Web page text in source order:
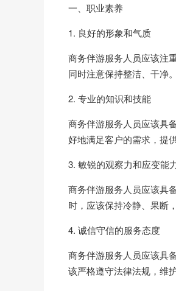
一、职业素养
1. 良好的形象和气质
商务伴游服务人员应该注
同时注意保持整洁、干净
2. 专业的知识和技能
商务伴游服务人员应该具
好地满足客户的需求，提
3. 敏锐的观察力和应变能
商务伴游服务人员应该具
时，应该保持冷静、果断
4. 诚信守信的服务态度
商务伴游服务人员应该具
该严格遵守法律法规，维